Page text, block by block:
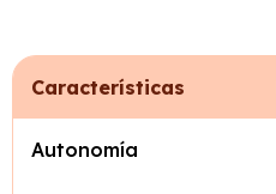
Características
Autonomía